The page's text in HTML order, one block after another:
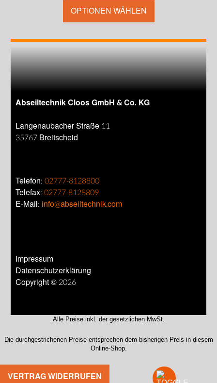
OPTIONEN WÄHLEN
Abseiltechnik Cloos GmbH & Co. KG
Langenaubacher Straße 11
35767 Breitscheid
Telefon:02777-8128800
Telefax:02777-8128809
E-Mail: info@abseiltechnik.com
Impressum
Datenschutzerklärung
Copyright © 2026
Alle Preise inkl. der gesetzlichen MwSt.
Die durchgestrichenen Preise entsprechen dem bisherigen Preis in diesem
Online-Shop.
VERTRAG WIDERRUFEN